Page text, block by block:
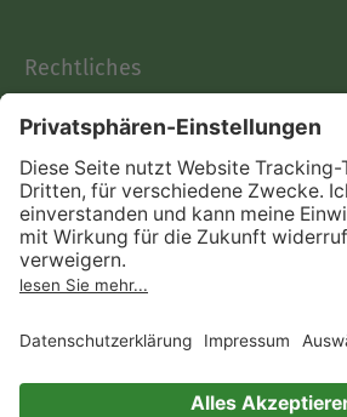
Rechtliches
AGB
Informationen nach Data
Act
Verträge hier kündigen
Impressum